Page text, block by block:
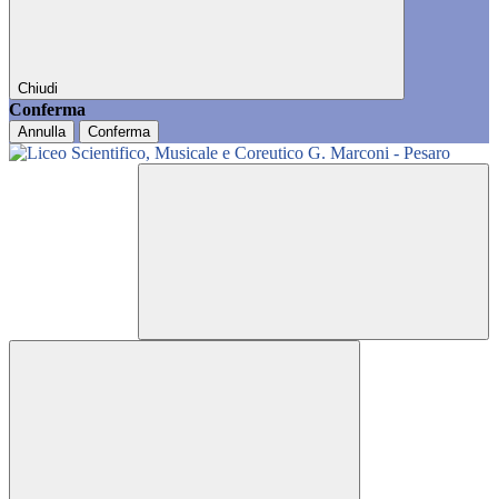
Chiudi
Conferma
Annulla Conferma